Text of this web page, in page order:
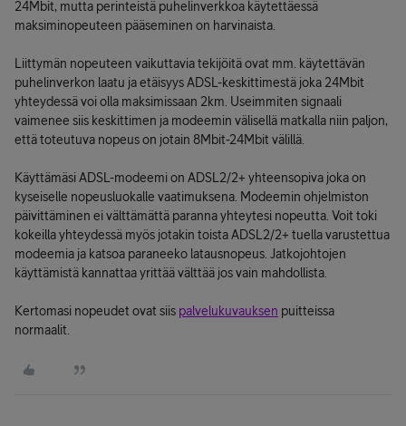
24Mbit, mutta perinteistä puhelinverkkoa käytettäessä
maksiminopeuteen pääseminen on harvinaista.
Liittymän nopeuteen vaikuttavia tekijöitä ovat mm. käytettävän
puhelinverkon laatu ja etäisyys ADSL-keskittimestä joka 24Mbit
yhteydessä voi olla maksimissaan 2km. Useimmiten signaali
vaimenee siis keskittimen ja modeemin välisellä matkalla niin paljon,
että toteutuva nopeus on jotain 8Mbit-24Mbit välillä.
Käyttämäsi ADSL-modeemi on ADSL2/2+ yhteensopiva joka on
kyseiselle nopeusluokalle vaatimuksena. Modeemin ohjelmiston
päivittäminen ei välttämättä paranna yhteytesi nopeutta. Voit toki
kokeilla yhteydessä myös jotakin toista ADSL2/2+ tuella varustettua
modeemia ja katsoa paraneeko latausnopeus. Jatkojohtojen
käyttämistä kannattaa yrittää välttää jos vain mahdollista.
Kertomasi nopeudet ovat siis palvelukuvauksen puitteissa
normaalit.